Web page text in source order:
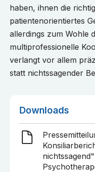
haben, ihnen die
patientenorientiertes
allerdings zum Wohle
multiprofessionelle
verlangt vor allem
statt nichtssagender
Downloads